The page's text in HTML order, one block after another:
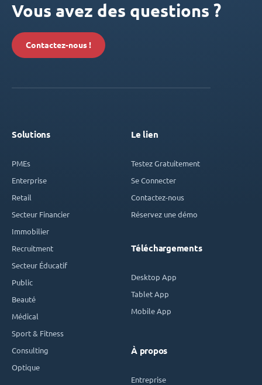
Vous avez des questions ?
Contactez-nous !
Solutions
PMEs
Enterprise
Retail
Secteur Financier
Immobilier
Recruitment
Secteur Éducatif
Public
Beauté
Médical
Sport & Fitness
Consulting
Optique
Le lien
Testez Gratuitement
Se Connecter
Contactez-nous
Réservez une démo
Téléchargements
Desktop App
Tablet App
Mobile App
À propos
Entreprise